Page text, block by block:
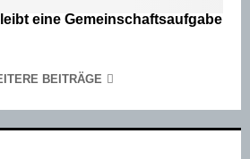
eine Gemeinschaftsaufgabe
BEITRÄGE